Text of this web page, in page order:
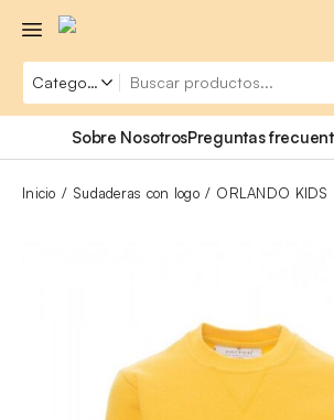
Sobre NosotrosPreguntas
Inicio Sudaderas con logo ORLANDO KIDS